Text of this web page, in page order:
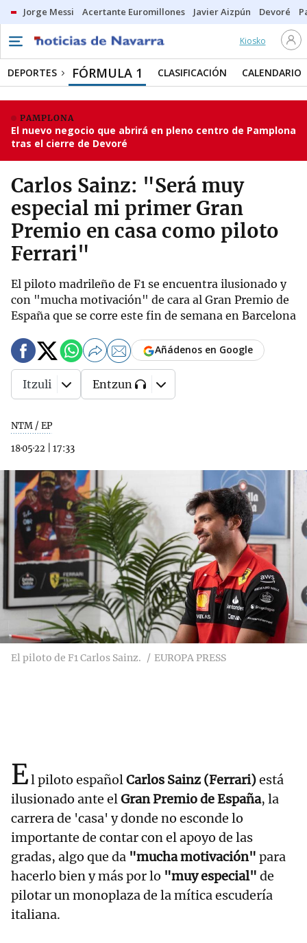
Jorge Messi Acertante Euromillones Javier Aizpún Devoré
Kiosko
DEPORTES FÓRMULA 1 CLASIFICACIÓN CALENDARIO
PAMPLONA
El nuevo negocio que abrirá en pleno centro de Pamplona
tras el cierre de Devoré
Carlos Sainz: "Será muy
especial mi primer Gran
Premio en casa como piloto
Ferrari"
El piloto madrileño de F1 se encuentra ilusionado y
con "mucha motivación" de cara al Gran Premio de
España que se corre este fin de semana en Barcelona
NTM / EP
18·05·22
17:33
Añádenos en Google
Itzuli Entzun
El piloto de F1 Carlos Sainz. EUROPA PRESS
El piloto españolCarlos Sainz (Ferrari)está
ilusionado ante elGran Premio de España, la
carrera de 'casa' y donde no esconde lo
importante de contar con el apoyo de las
gradas, algo que da "mucha motivación" para
hacerlo bien y más por lo "muy especial" de
pilotar un monoplaza de la mítica escudería
italiana.